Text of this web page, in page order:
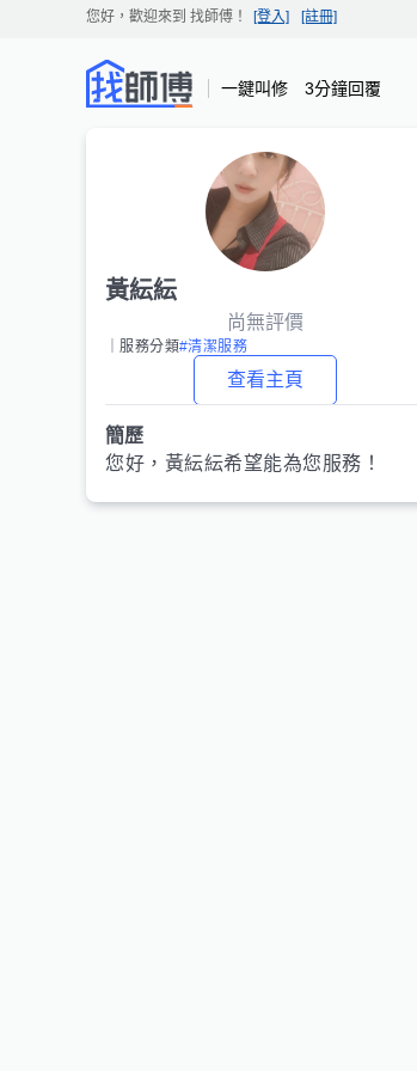
您好，歡迎來到 找師傅 ！ [登入] [註冊]
一鍵叫修 3分鐘回覆
黃紜紜
尚無評價
｜服務分類#清潔服務
查看主頁
簡歷
您好， 黃紜紜希望能為您服務！